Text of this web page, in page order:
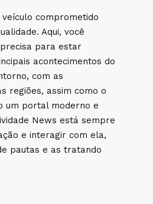
veículo comprometido
Aqui, você
para estar
acontecimentos do
com as
regiões, assim como o
um portal moderno e
News está sempre
e interagir com ela,
pautas e as tratando